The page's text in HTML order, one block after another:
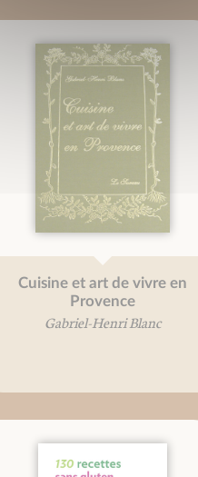
Cuisine et art de vivre en
Provence
Gabriel-Henri Blanc